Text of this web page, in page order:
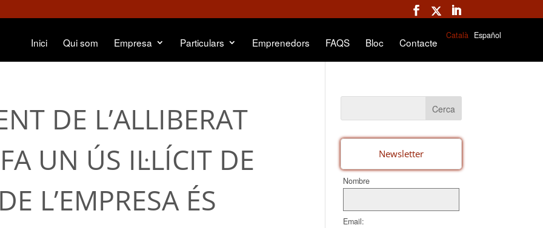
Inici Qui som Empresa Particulars Emprenedors FAQS Bloc Contacte
Català Español
DE L’ALLIBERAT
UN ÚS IL·LÍCIT DE
L’EMPRESA ÉS
Newsletter
Nombre
Email: